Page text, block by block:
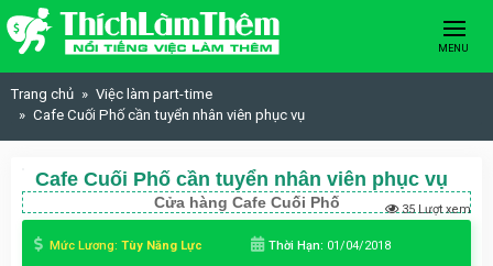
Skip to content
MENU
Trang chủ
Việc làm part-time
Cafe Cuối Phố cần tuyển nhân viên phục vụ
Cafe Cuối Phố cần tuyển nhân viên phục vụ
Cửa hàng Cafe Cuối Phố 35 Lượt xem
Mức Lương: Tùy Năng Lực Thời Hạn: 01/04/2018